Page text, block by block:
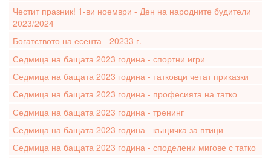
Честит празник! 1-ви ноември - Ден на народните будители
2023/2024
Богатството на есента - 20233 г.
Седмица на бащата 2023 година - спортни игри
Седмица на бащата 2023 година - татковци четат приказки
Седмица на бащата 2023 година - професията на татко
Седмица на бащата 2023 година - тренинг
Седмица на бащата 2023 година - къщичка за птици
Седмица на бащата 2023 година - споделени мигове с татко